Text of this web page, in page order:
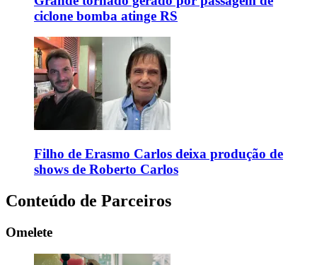
ciclone bomba atinge RS
Filho de Erasmo Carlos deixa produção de
shows de Roberto Carlos
Conteúdo de Parceiros
Omelete